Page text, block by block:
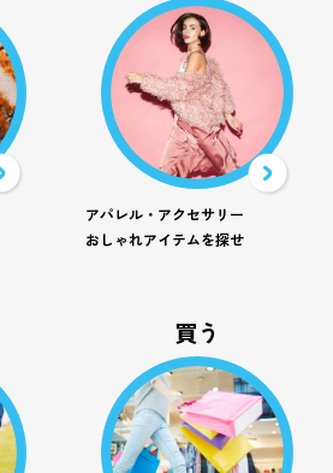
アパレル・アクセサリー
おしゃれアイテムを探せ
買う